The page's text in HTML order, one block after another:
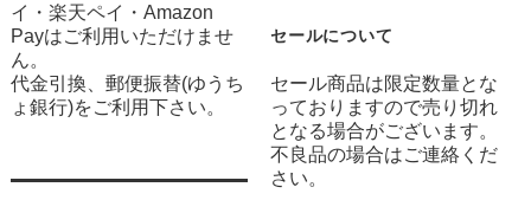
イ・楽天ペイ・Amazon
Payはご利用いただけませ
ん。
代金引換、郵便振替(ゆうち
ょ銀行)をご利用下さい。
セールについて
セール商品は限定数量とな
っておりますので売り切れ
となる場合がございます。
不良品の場合はご連絡くだ
さい。